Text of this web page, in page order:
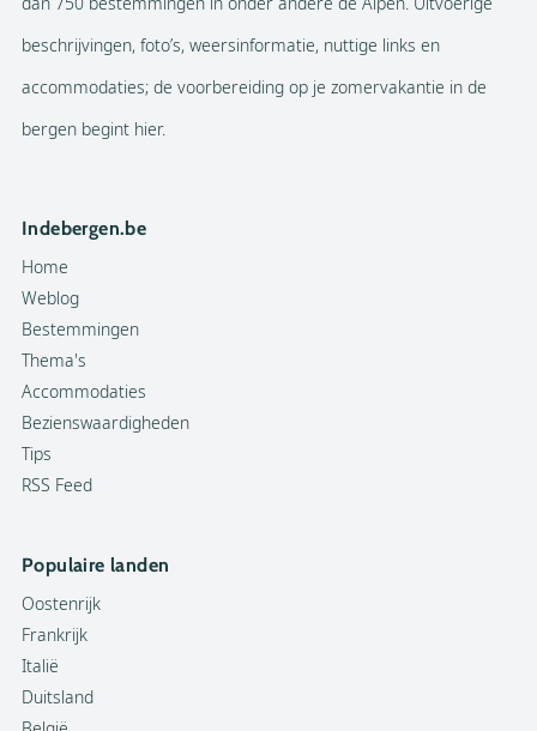
beschrijvingen, foto’s, weersinformatie, nuttige links en
accommodaties; de voorbereiding op je zomervakantie in de
bergen begint hier.
Indebergen.be
Home
Weblog
Bestemmingen
Thema's
Accommodaties
Bezienswaardigheden
Tips
RSS Feed
Populaire landen
Oostenrijk
Frankrijk
Italië
Duitsland